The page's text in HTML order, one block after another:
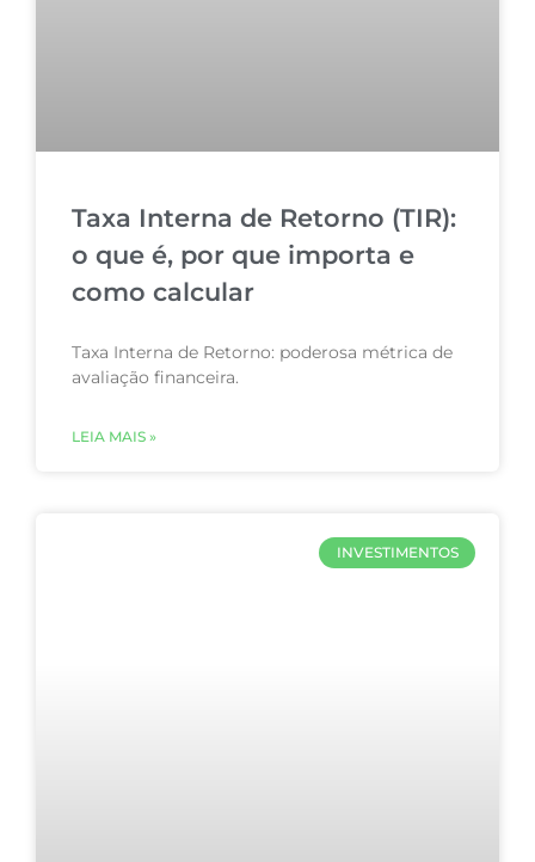
Taxa Interna de Retorno (TIR):
o que é, por que importa e
como calcular
Taxa Interna de Retorno: poderosa métrica de
avaliação financeira.
LEIA MAIS »
INVESTIMENTOS